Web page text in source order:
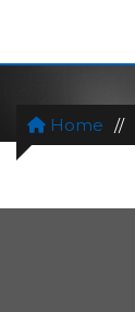
Home //